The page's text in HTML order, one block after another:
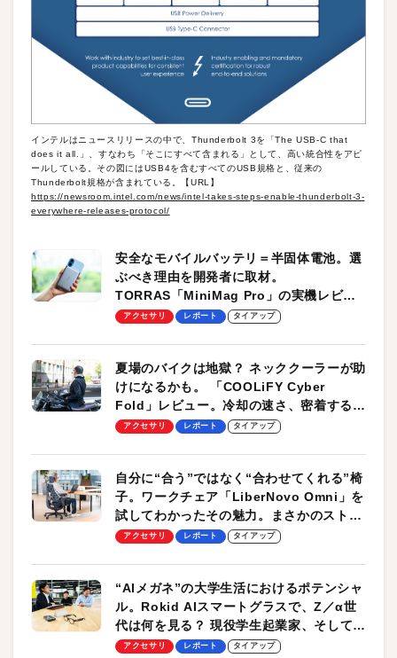
インテルはニュースリリースの中で、Thunderbolt 3を「The USB-C that
does it all.」、すなわち「そこにすべて含まれる」として、高い統合性をアピ
ールしている。その図にはUSB4を含むすべてのUSB規格と、従来の
Thunderbolt規格が含まれている。【URL】
https://newsroom.intel.com/news/intel-takes-steps-enable-thunderbolt-3-
everywhere-releases-protocol/
安全なモバイルバッテリ＝半固体電池。選
ぶべき理由を開発者に取材。
TORRAS「MiniMag Pro」の実機レビュ
ーも
アクセサリ レポート タイアップ
夏場のバイクは地獄？ ネッククーラーが助
けになるかも。 「COOLiFY Cyber
Fold」レビュー。冷却の速さ、密着する冷
却プレート、シンプルな操作性がグッド！
アクセサリ レポート タイアップ
自分に“合う”ではなく“合わせてくれる”椅
子。ワークチェア「LiberNovo Omni」を
試してわかったその魅力。まさかのストレ
ッチ機能も搭載
アクセサリ レポート タイアップ
“AIメガネ”の大学生活におけるポテンシャ
ル。Rokid AIスマートグラスで、Z／α世
代は何を見る？ 現役学生起業家、そして教
授による体験会レポート【PR】
アクセサリ レポート タイアップ